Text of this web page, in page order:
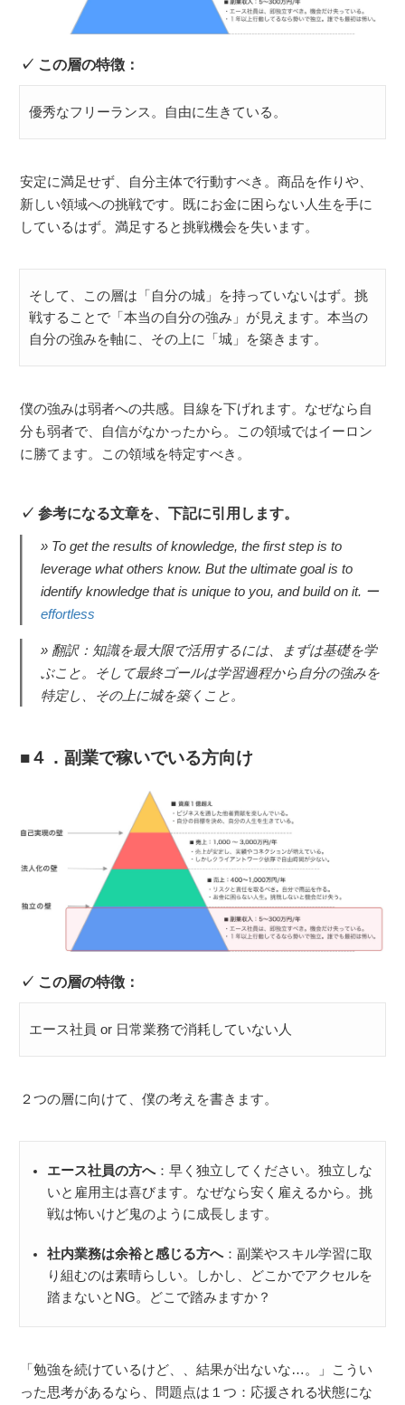
この層の特徴：
優秀なフリーランス。自由に生きている。
安定に満足せず、自分主体で行動すべき。商品を作りや、
新しい領域への挑戦です。既にお金に困らない人生を手に
しているはず。満足すると挑戦機会を失います。
そして、この層は「自分の城」を持っていないはず。挑
戦することで「本当の自分の強み」が見えます。本当の
自分の強みを軸に、その上に「城」を築きます。
僕の強みは弱者への共感。目線を下げれます。なぜなら自
分も弱者で、自信がなかったから。この領域ではイーロン
に勝てます。この領域を特定すべき。
参考になる文章を、下記に引用します。
To get the results of knowledge, the first step is to
leverage what others know. But the ultimate goal is to
identify knowledge that is unique to you, and build on it. ー
effortless
翻訳：知識を最大限で活用するには、まずは基礎を学
ぶこと。そして最終ゴールは学習過程から自分の強みを
特定し、その上に城を築くこと。
４．副業で稼いでいる方向け
この層の特徴：
エース社員 or 日常業務で消耗していない人
２つの層に向けて、僕の考えを書きます。
エース社員の方へ：早く独立してください。独立しな
いと雇用主は喜びます。なぜなら安く雇えるから。挑
戦は怖いけど鬼のように成長します。
社内業務は余裕と感じる方へ：副業やスキル学習に取
り組むのは素晴らしい。しかし、どこかでアクセルを
踏まないとNG。どこで踏みますか？
「勉強を続けているけど、、結果が出ないな…。」こうい
った思考があるなら、問題点は１つ：応援される状態にな